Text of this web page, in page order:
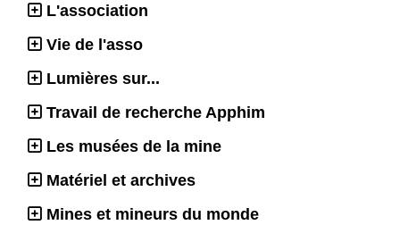
L'association
Vie de l'asso
Lumières sur...
Travail de recherche Apphim
Les musées de la mine
Matériel et archives
Mines et mineurs du monde